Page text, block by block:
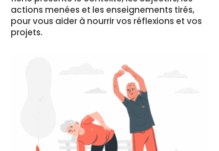
actions menées et les enseignements tirés,
pour vous aider à nourrir vos réflexions et vos
projets.